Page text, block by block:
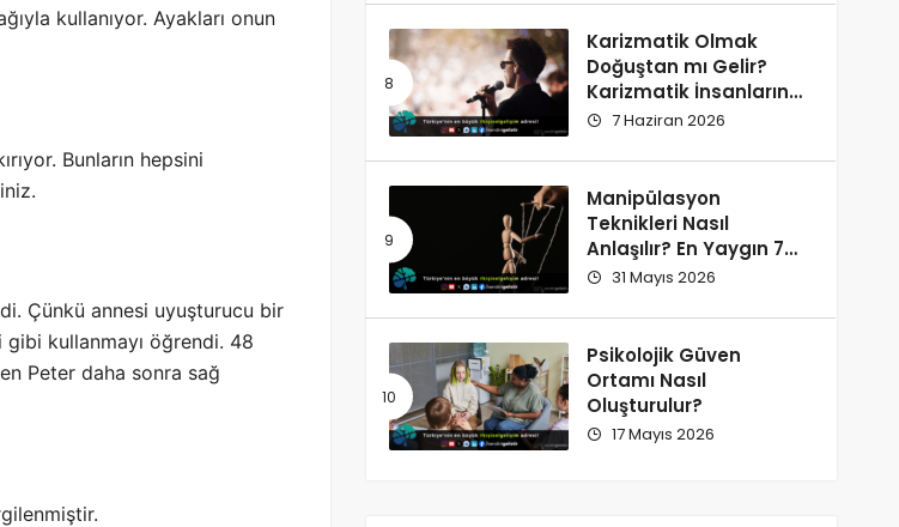
kullanıyor. Ayakları onun
Bunların hepsini
Çünkü annesi uyuşturucu bir
gibi kullanmayı öğrendi. 48
Peter daha sonra sağ
Karizmatik Olmak
Doğuştan mı Gelir?
Karizmatik İnsanların
Ortak Özellikleri
7 Haziran 2026
Manipülasyon
Teknikleri Nasıl
Anlaşılır? En Yaygın 7
İşaret
31 Mayıs 2026
Psikolojik Güven
Ortamı Nasıl
Oluşturulur?
17 Mayıs 2026